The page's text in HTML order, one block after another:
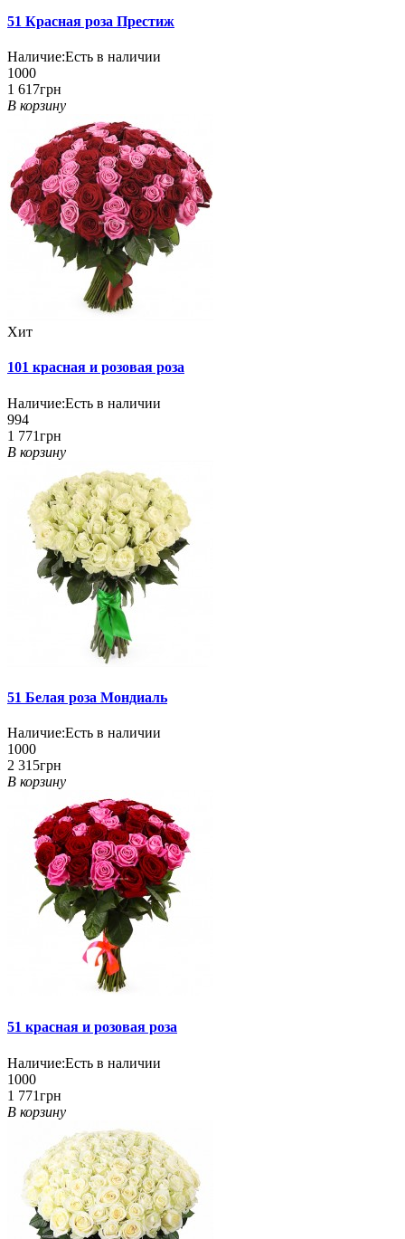
51 Красная роза Престиж
Наличие:Есть в наличии
1000
1 617грн
В корзину
Хит
101 красная и розовая роза
Наличие:Есть в наличии
994
1 771грн
В корзину
51 Белая роза Мондиаль
Наличие:Есть в наличии
1000
2 315грн
В корзину
51 красная и розовая роза
Наличие:Есть в наличии
1000
1 771грн
В корзину